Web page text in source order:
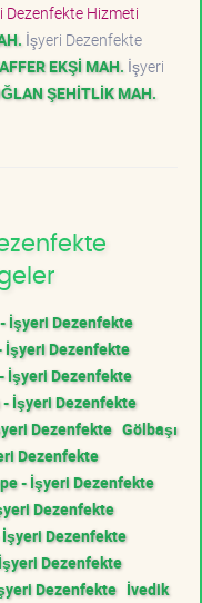
Dezenfekte Hizmeti
İşyeri Dezenfekte
EKŞİ MAH. İşyeri
ŞEHİTLİK MAH.
İşyeri Dezenfekte
İşyeri Dezenfekte
İşyeri Dezenfekte
İşyeri Dezenfekte
Dezenfekte Gölbaşı
Dezenfekte
- İşyeri Dezenfekte
Dezenfekte
Dezenfekte
İşyeri Dezenfekte
Dezenfekte İvedik